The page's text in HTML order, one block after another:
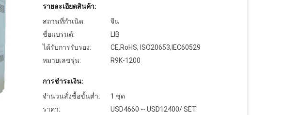
รายละเอียดสินค้า:
สถานที่กำเนิด:
จีน
ชื่อแบรนด์:
LIB
ได้รับการรับรอง:
CE,RoHS, ISO20653,IEC60529
หมายเลขรุ่น:
R9K-1200
การชำระเงิน:
จำนวนสั่งซื้อขั้นต่ำ:
1 ชุด
ราคา:
USD4660 ~ USD12400/ SET